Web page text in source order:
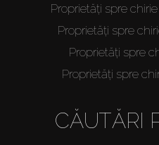
Proprietăți spre
Proprietăți spre
Proprietăți spre
Proprietăți spre
CĂUTĂRI